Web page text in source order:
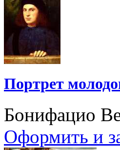
Портрет
Бонифацио
Оформить и